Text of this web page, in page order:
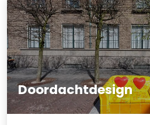
Doordachtdesign